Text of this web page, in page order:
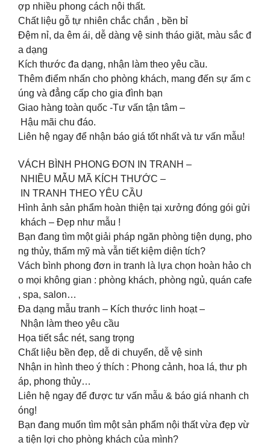
ợp nhiều phong cách nội thất.
Chất liệu gỗ tự nhiên chắc chắn , bền bỉ
Đệm nỉ, da êm ái, dễ dàng vệ sinh tháo giặt, màu sắc đ
a dạng
️Kích thước đa dạng, nhận làm theo yêu cầu.
Thêm điểm nhấn cho phòng khách, mang đến sự ấm c
úng và đẳng cấp cho gia đình bạn
Giao hàng toàn quốc -Tư vấn tận tâm –
Hậu mãi chu đáo.
Liên hệ ngay để nhận báo giá tốt nhất và tư vấn mẫu!
VÁCH BÌNH PHONG ĐƠN IN TRANH –
NHIỀU MẪU MÃ KÍCH THƯỚC –
IN TRANH THEO YÊU CẦU
Hình ảnh sản phẩm hoàn thiện tại xưởng đóng gói gửi
khách – Đẹp như mẫu !
Bạn đang tìm một giải pháp ngăn phòng tiện dụng, pho
ng thủy, thẩm mỹ mà vẫn tiết kiệm diện tích?
Vách bình phong đơn in tranh là lựa chọn hoàn hảo ch
o mọi không gian : phòng khách, phòng ngủ, quán cafe
, spa, salon…
Đa dạng mẫu tranh – Kích thước linh hoạt –
Nhận làm theo yêu cầu
️Họa tiết sắc nét, sang trọng
️Chất liệu bền đẹp, dễ di chuyển, dễ vệ sinh
️Nhận in hình theo ý thích : Phong cảnh, hoa lá, thư ph
áp, phong thủy…
Liên hệ ngay để được tư vấn mẫu & báo giá nhanh ch
óng!
Bạn đang muốn tìm một sản phẩm nội thất vừa đẹp vừ
a tiện lợi cho phòng khách của mình?